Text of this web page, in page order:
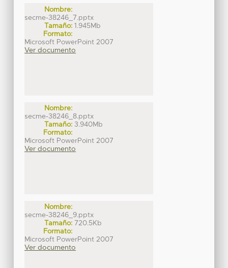
Nombre:
secme-38246_7.pptx
Tamaño: 1.945Mb
Formato:
Microsoft PowerPoint 2007
Ver documento
Nombre:
secme-38246_8.pptx
Tamaño: 3.940Mb
Formato:
Microsoft PowerPoint 2007
Ver documento
Nombre:
secme-38246_9.pptx
Tamaño: 720.5Kb
Formato:
Microsoft PowerPoint 2007
Ver documento